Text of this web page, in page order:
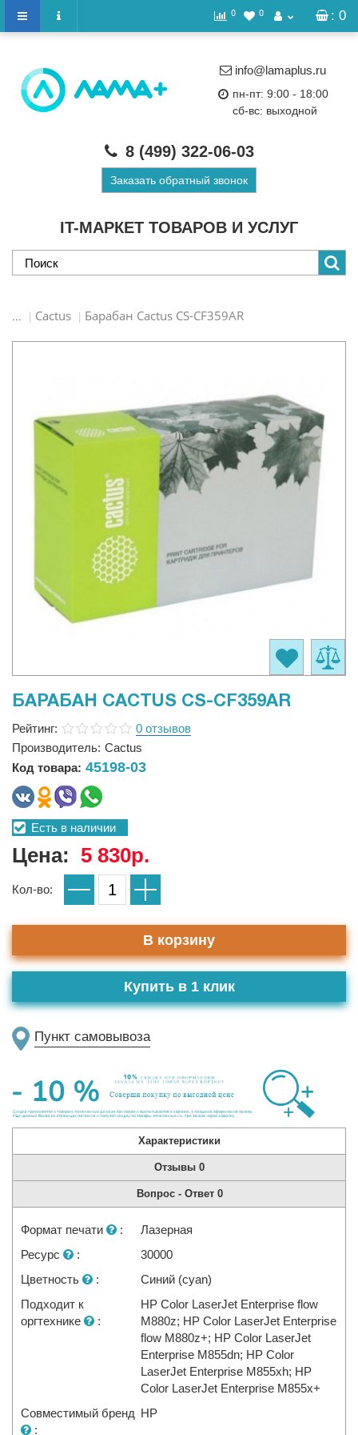
: 0
0 0
IT-МАРКЕТ ТОВАРОВ И УСЛУГ
info@lamaplus.ru
пн-пт: 9:00 - 18:00
сб-вс: выходной
8 (499) 322-06-03
Заказать обратный звонок
... Cactus Барабан Cactus CS-CF359AR
БАРАБАН CACTUS CS-CF359AR
Рейтинг:
0 отзывов
Производитель: Cactus
Код товара: 45198-03
Есть в наличии
Цена: 5 830р.
Кол-во:
В корзину
Пункт самовывоза
Купить в 1 клик
Характеристики
Отзывы 0
Вопрос - Ответ 0
Формат печати :
Лазерная
Ресурс
:
30000
Цветность
:
Синий (cyan)
Подходит к
оргтехнике
:
НР Color LaserJet Enterprise flow
M880z; НР Color LaserJet Enterprise
flow M880z+; HP Color LaserJet
Enterprise M855dn; HP Color
LaserJet Enterprise M855xh; HP
Color LaserJet Enterprise M855x+
Совместимый бренд
:
HP